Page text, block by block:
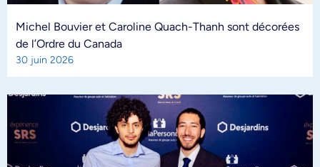
Michel Bouvier et Caroline Quach-Thanh sont décorées
de l’Ordre du Canada
30 juin 2026